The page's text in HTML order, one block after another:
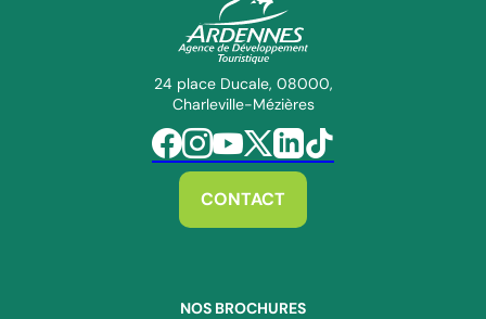
ADT des Ardennes Pro
24 place Ducale, 08000,
Charleville-Mézières
Suivez-nous sur Facebook
Suivez-nous sur Instagram
Suivez-nous sur Youtube
Suivez-nous sur Twitter
Suivez-nous sur Linkedin
Suivez-nous sur Tiktok
CONTACT
NOS BROCHURES